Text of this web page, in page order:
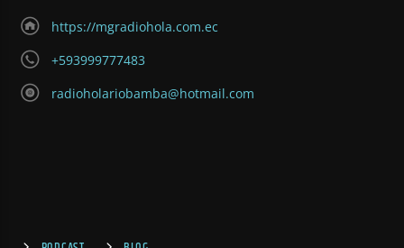
https://mgradiohola.com.ec
+593999777483
radioholariobamba@hotmail.com